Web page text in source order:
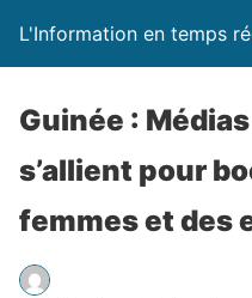
L'Information en temps
Guinée :
s’allient pour
femmes et des